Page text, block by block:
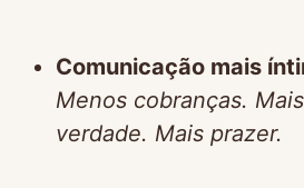
Comunicação mais
Menos cobranças.
verdade. Mais prazer.